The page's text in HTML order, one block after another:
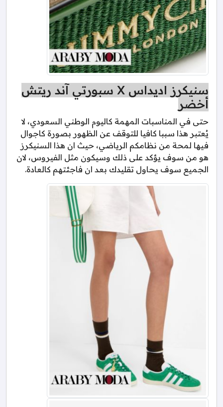
سنيكرز اديداس X سبورتي آند ريتش
أخضر
حتى في المناسبات المهمة كاليوم الوطني السعودي، لا
يُعتبر هذا سببا كافيا للتوقف عن الظهور بصورة كاجوال
فيها لمحة من نظامكم الرياضي، حيث ان هذا السنيكرز
هو من سوف يؤكد على ذلك وسيكون مثل الفيروس، لان
الجميع سوف يحاول تقليدك بعد ان فاجئتهم كالعادة.